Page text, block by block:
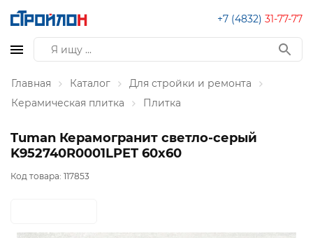
+7 (4832) 31-77-77
Главная Каталог
Для стройки и ремонта
Керамическая плитка
Плитка
Tuman Керамогранит светло-серый
K952740R0001LPET 60x60
Код товара: 117853